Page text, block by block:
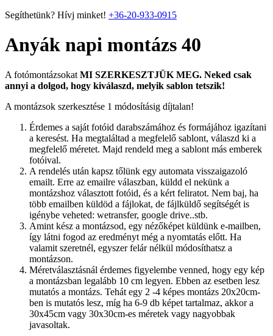
Segíthetünk? Hívj minket! +36-20-933-0915
Anyák napi montázs 40
A fotómontázsokat MI SZERKESZTJÜK MEG. Neked csak
annyi a dolgod, hogy kiválaszd, melyik sablon tetszik!
A montázsok szerkesztése 1 módosításig díjtalan!
Érdemes a saját fotóid darabszámához és formájához igazítani
a keresést. Ha megtaláltad a megfelelő sablont, válaszd ki a
megfelelő méretet. Majd rendeld meg a sablont más emberek
fotóival.
A rendelés után kapsz tőlünk egy automata visszaigazoló
emailt. Erre az emailre válaszban, küldd el nekünk a
montázshoz választott fotóid, és a kért feliratot. Nem baj, ha
több emailben küldöd a fájlokat, de fájlküldő segítségét is
igénybe veheted: wetransfer, google drive..stb.
Amint kész a montázsod, egy nézőképet küldünk e-mailben,
így látni fogod az eredményt még a nyomtatás előtt. Ha
valamit szeretnél, egyszer felár nélkül módosíthatsz a
montázson.
Méretválasztásnál érdemes figyelembe venned, hogy egy kép
a montázsban legalább 10 cm legyen. Ebben az esetben lesz
mutatós a montázs. Tehát egy 2 -4 képes montázs 20x20cm-
ben is mutatós lesz, míg ha 6-9 db képet tartalmaz, akkor a
30x45cm vagy 30x30cm-es méretek vagy nagyobbak
javasoltak.